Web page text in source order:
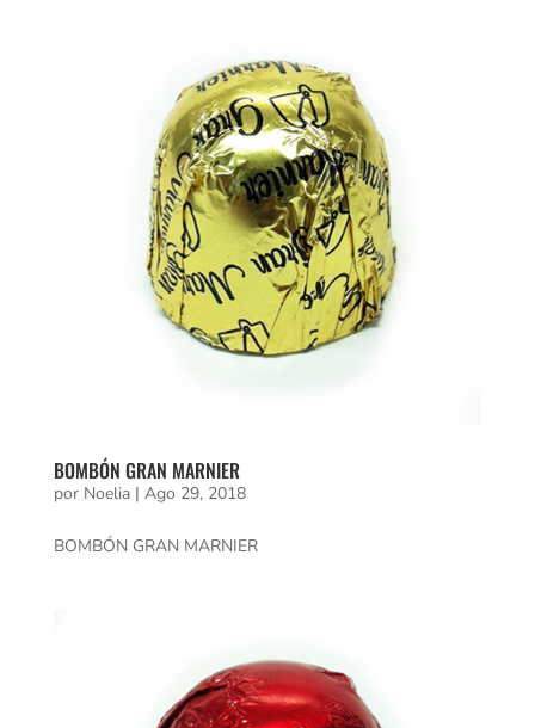
BOMBÓN GRAN MARNIER
por Noelia| Ago 29, 2018
BOMBÓN GRAN MARNIER